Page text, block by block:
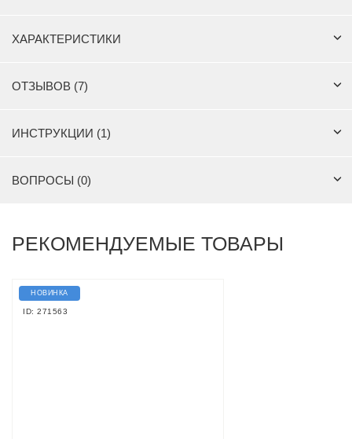
ХАРАКТЕРИСТИКИ
ОТЗЫВОВ (7)
ИНСТРУКЦИИ (1)
ВОПРОСЫ (0)
РЕКОМЕНДУЕМЫЕ ТОВАРЫ
НОВИНКА
ID: 271563